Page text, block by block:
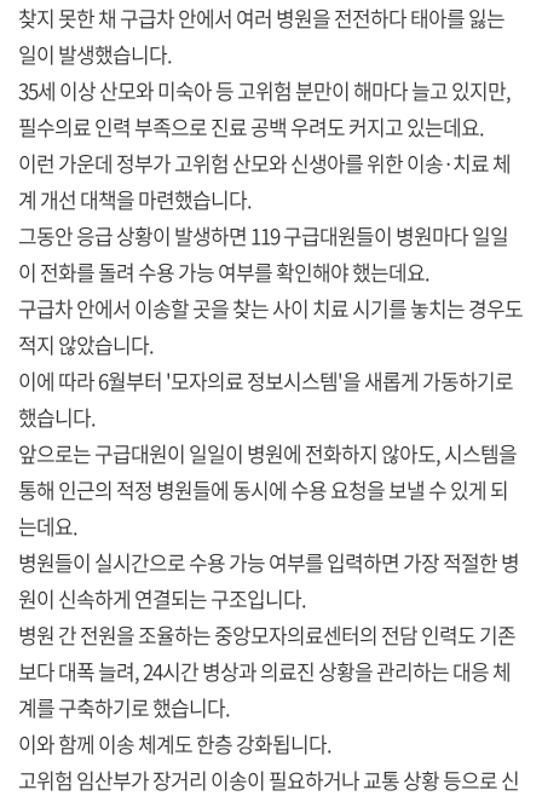
찾지 못한 채 구급차 안에서 여러 병원을 전전하다 태아를 잃는
일이 발생했습니다.
35세 이상 산모와 미숙아 등 고위험 분만이 해마다 늘고 있지만,
필수의료 인력 부족으로 진료 공백 우려도 커지고 있는데요.
이런 가운데 정부가 고위험 산모와 신생아를 위한 이송·치료 체
계 개선 대책을 마련했습니다.
그동안 응급 상황이 발생하면 119 구급대원들이 병원마다 일일
이 전화를 돌려 수용 가능 여부를 확인해야 했는데요.
구급차 안에서 이송할 곳을 찾는 사이 치료 시기를 놓치는 경우도
적지 않았습니다.
이에 따라 6월부터 '모자의료 정보시스템'을 새롭게 가동하기로
했습니다.
앞으로는 구급대원이 일일이 병원에 전화하지 않아도, 시스템을
통해 인근의 적정 병원들에 동시에 수용 요청을 보낼 수 있게 되
는데요.
병원들이 실시간으로 수용 가능 여부를 입력하면 가장 적절한 병
원이 신속하게 연결되는 구조입니다.
병원 간 전원을 조율하는 중앙모자의료센터의 전담 인력도 기존
보다 대폭 늘려, 24시간 병상과 의료진 상황을 관리하는 대응 체
계를 구축하기로 했습니다.
이와 함께 이송 체계도 한층 강화됩니다.
고위험 임산부가 장거리 이송이 필요하거나 교통 상황 등으로 신